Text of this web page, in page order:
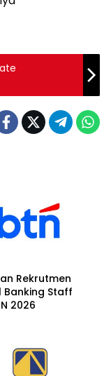
Rekrutmen
Banking Staff
2026